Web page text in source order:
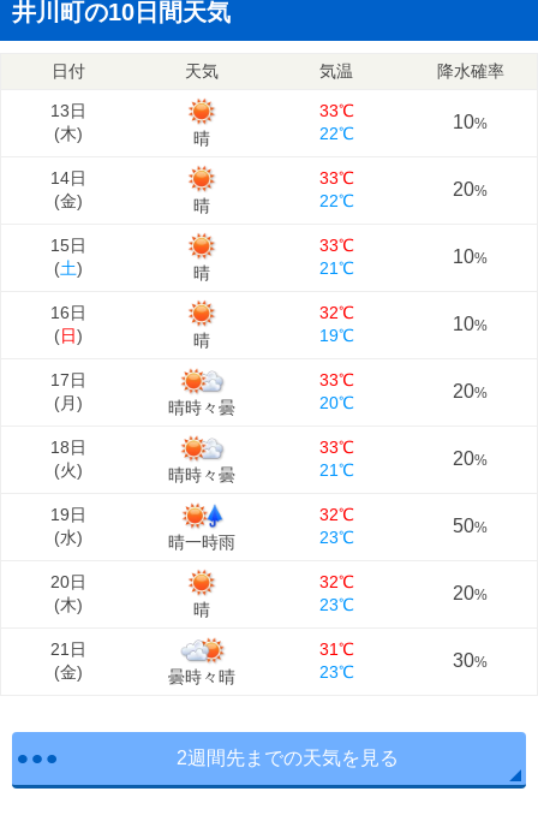
井川町の10日間天気
日付 天気 気温 降水確率
13日
(木) 晴
33℃
22℃
10%
14日
(金) 晴
33℃
22℃
20%
15日
(土) 晴
33℃
21℃
10%
16日
(日) 晴
32℃
19℃
10%
17日
(月) 晴時々曇
33℃
20℃
20%
18日
(火) 晴時々曇
33℃
21℃
20%
19日
(水) 晴一時雨
32℃
23℃
50%
20日
(木) 晴
32℃
23℃
20%
21日
(金) 曇時々晴
31℃
23℃
30%
2週間先までの天気を見る